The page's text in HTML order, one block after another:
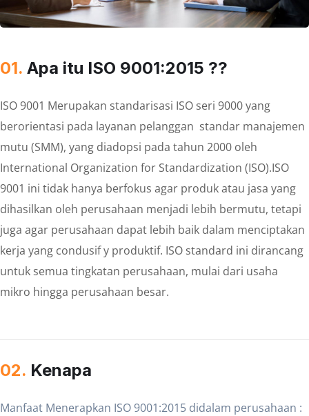
01. Apa itu ISO 9001:2015 ??
ISO 9001 Merupakan standarisasi ISO seri 9000 yang
berorientasi pada layanan pelanggan standar manajemen
mutu (SMM), yang diadopsi pada tahun 2000 oleh
International Organization for Standardization (ISO).ISO
9001 ini tidak hanya berfokus agar produk atau jasa yang
dihasilkan oleh perusahaan menjadi lebih bermutu, tetapi
juga agar perusahaan dapat lebih baik dalam menciptakan
kerja yang condusif y produktif. ISO standard ini dirancang
untuk semua tingkatan perusahaan, mulai dari usaha
mikro hingga perusahaan besar.
02. Kenapa
Manfaat Menerapkan ISO 9001:2015 didalam perusahaan :